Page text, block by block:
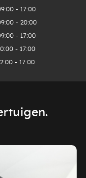
- 17:00
- 20:00
- 17:00
- 17:00
- 17:00